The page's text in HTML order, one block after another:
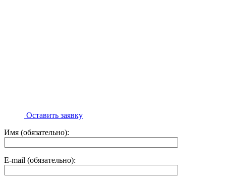
Оставить заявку
Имя (обязательно):
E-mail (обязательно):